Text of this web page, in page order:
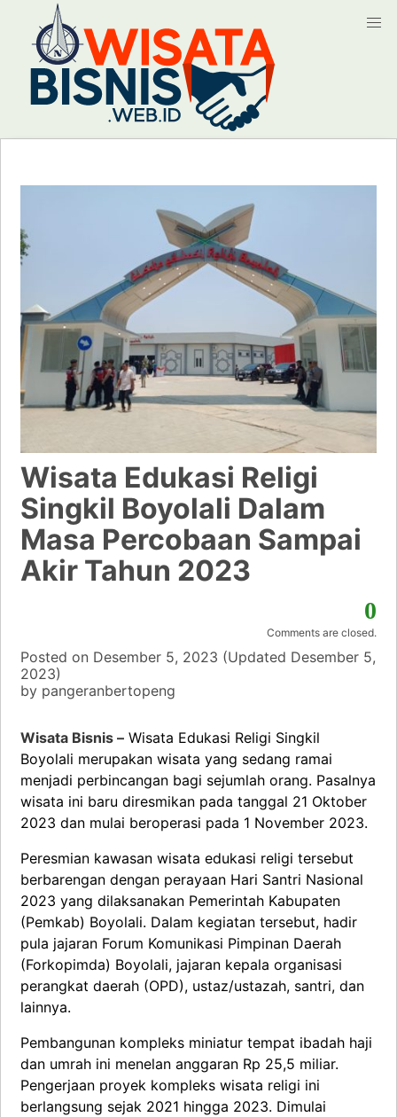
Wisata Edukasi Religi
Singkil Boyolali Dalam
Masa Percobaan Sampai
Akir Tahun 2023
0
Comments are closed.
Posted on Desember 5, 2023 (Updated Desember 5,
2023)
by pangeranbertopeng
Wisata Bisnis – Wisata Edukasi Religi Singkil
Boyolali merupakan wisata yang sedang ramai
menjadi perbincangan bagi sejumlah orang. Pasalnya
wisata ini baru diresmikan pada tanggal 21 Oktober
2023 dan mulai beroperasi pada 1 November 2023.
Peresmian kawasan wisata edukasi religi tersebut
berbarengan dengan perayaan Hari Santri Nasional
2023 yang dilaksanakan Pemerintah Kabupaten
(Pemkab) Boyolali. Dalam kegiatan tersebut, hadir
pula jajaran Forum Komunikasi Pimpinan Daerah
(Forkopimda) Boyolali, jajaran kepala organisasi
perangkat daerah (OPD), ustaz/ustazah, santri, dan
lainnya.
Pembangunan kompleks miniatur tempat ibadah haji
dan umrah ini menelan anggaran Rp 25,5 miliar.
Pengerjaan proyek kompleks wisata religi ini
berlangsung sejak 2021 hingga 2023. Dimulai